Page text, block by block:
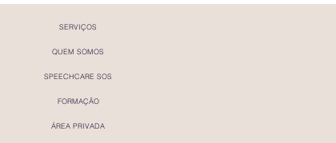
SERVIÇOS
QUEM SOMOS
SPEECHCARE SOS
FORMAÇÃO
ÁREA PRIVADA